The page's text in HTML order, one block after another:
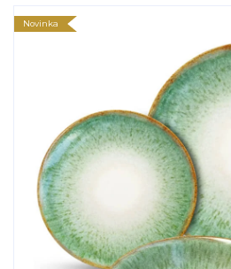
Novinka